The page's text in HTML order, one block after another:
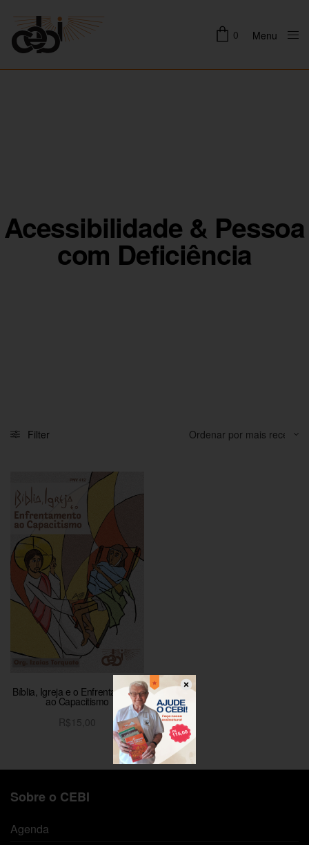
0 Menu
Acessibilidade & Pessoa
com Deficiência
Filter
Bíblia, Igreja e o Enfrentamento
ao Capacitismo
R$ 15,00
Adicionar ao carrinho
Sobre o CEBI
Agenda